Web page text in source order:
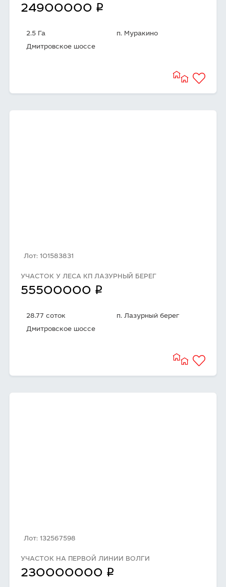
24900000 q
2.5 Га
п. Муракино
Дмитровское шоссе
Лот: 101583831
УЧАСТОК У ЛЕСА КП ЛАЗУРНЫЙ БЕРЕГ
55500000 q
28.77 соток
п. Лазурный берег
Дмитровское шоссе
Лот: 132567598
УЧАСТОК НА ПЕРВОЙ ЛИНИИ ВОЛГИ
230000000 q